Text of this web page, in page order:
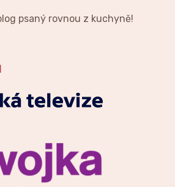
psaný rovnou z kuchyně!